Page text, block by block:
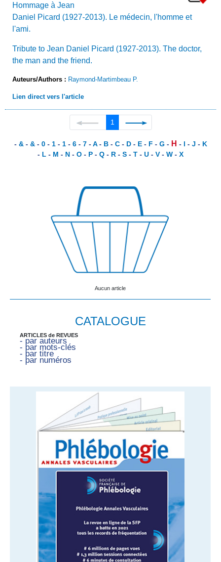
Hommage à Jean
Daniel Picard (1927-2013). Le médecin, l'homme et
l'ami.
Tribute to Jean Daniel Picard (1927-2013). The doctor,
the man and the friend.
Auteurs/Authors : Raymond-Martimbeau P.
Lien direct vers l'article
1
- &- &- 0- 1- 1- 6- 7-A- B- C- D- E- F - G - H - I - J - K
- L - M - N - O - P - Q - R - S - T - U - V - W - X
Aucun article
CATALOGUE
ARTICLES de REVUES
- par auteurs
- par mots-clés
- par titre
- par numéros